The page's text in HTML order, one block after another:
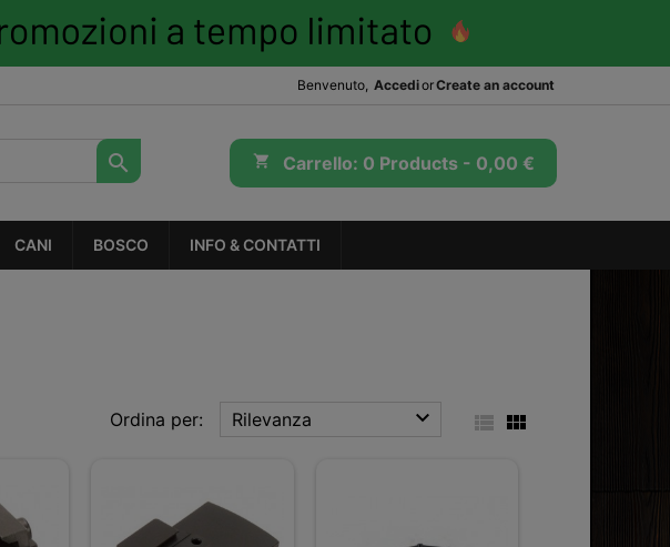
Benvenuto, AccediorCreate an account
shopping_cart Carrello: 0 Products - 0,00 €

CANI BOSCO INFO & CONTATTI
Ordina per: Rilevanza   